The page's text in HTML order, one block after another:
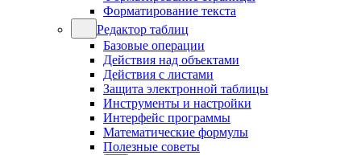
Форматирование текста
Редактор таблиц
Базовые операции
Действия над объектами
Действия с листами
Защита электронной таблицы
Инструменты и настройки
Интерфейс программы
Математические формулы
Полезные советы